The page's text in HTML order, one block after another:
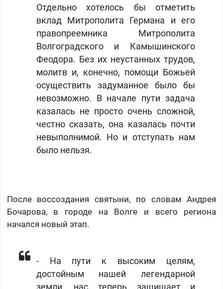
Отдельно хотелось бы отметить
вклад Митрополита Германа и его
правопреемника Митрополита
Волгоградского и Камышинского
Феодора. Без их неустанных трудов,
молитв и, конечно, помощи Божьей
осуществить задуманное было бы
невозможно.​ В начале пути задача
казалась не просто очень сложной,
честно сказать, она казалась почти
невыполнимой. Но и отступать нам
было нельзя.
После воссоздания святыни, по словам Андрея
Бочарова, в городе на Волге и всего региона
начался новый этап.
- На пути к высоким целям,
достойным нашей легендарной